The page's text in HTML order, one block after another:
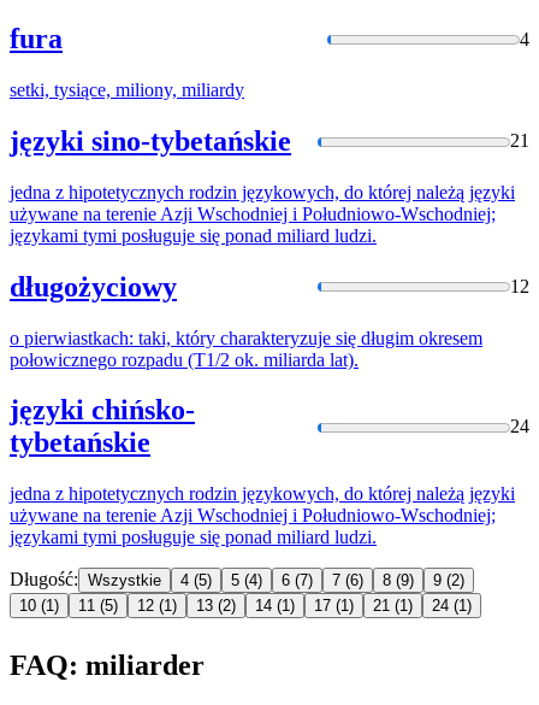
fura 4
setki, tysiące, miliony, miliardy
języki sino-tybetańskie 21
jedna z hipotetycznych rodzin językowych, do której należą języki
używane na terenie Azji Wschodniej i Południowo-Wschodniej;
językami tymi posługuje się ponad miliard ludzi.
długożyciowy 12
o pierwiastkach: taki, który charakteryzuje się długim okresem
połowicznego rozpadu (T1/2 ok. miliarda lat).
języki chińsko-
tybetańskie
24
jedna z hipotetycznych rodzin językowych, do której należą języki
używane na terenie Azji Wschodniej i Południowo-Wschodniej;
językami tymi posługuje się ponad miliard ludzi.
Długość: Wszystkie 4 (5) 5 (4) 6 (7) 7 (6) 8 (9) 9 (2)
10 (1) 11 (5) 12 (1) 13 (2) 14 (1) 17 (1) 21 (1) 24 (1)
FAQ: miliarder